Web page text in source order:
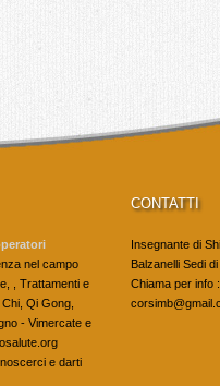
nel campo
, Trattamenti e
Qi Gong,
- Vimercate e
e darti
CONTATTI
Insegnante di
Balzanelli Sedi
Chiama per info